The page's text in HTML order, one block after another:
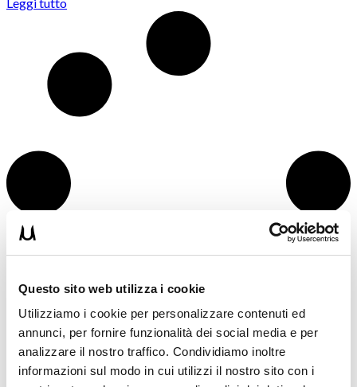
Questo sito web utilizza i cookie
Utilizziamo i cookie per personalizzare contenuti ed
annunci, per fornire funzionalità dei social media e per
analizzare il nostro traffico. Condividiamo inoltre
informazioni sul modo in cui utilizzi il nostro sito con i